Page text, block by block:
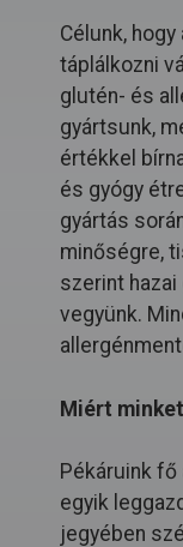
Célunk,
táplálkozni
glutén- és
gyártsunk,
értékkel
és gyógy
gyártás
minőségre,
szerint
vegyünk.
Miért
Pékáruink fő
egyik
jegyében